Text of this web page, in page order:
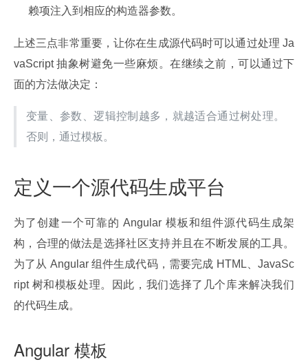
赖项注入到相应的构造器参数。
上述三点非常重要，让你在生成源代码时可以通过处理 Ja
vaScript 抽象树避免一些麻烦。在继续之前，可以通过下
面的方法做决定：
变量、参数、逻辑控制越多，就越适合通过树处理。
否则，通过模板。
定义一个源代码生成平台
为了创建一个可靠的 Angular 模板和组件源代码生成架
构，合理的做法是选择社区支持并且在不断发展的工具。
为了从 Angular 组件生成代码，需要完成 HTML、JavaSc
ript 树和模板处理。因此，我们选择了几个库来解决我们
的代码生成。
Angular 模板